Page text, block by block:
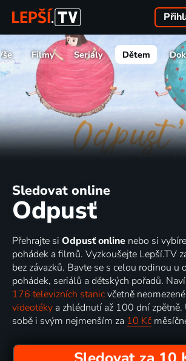
Filmy Seriály Dětem
Sledovat online
Odpusť
Přehrajte si Odpusť online nebo si
pohádek a filmů. Vyzkoušejte Lepší.TV
bez závazků. Bavte se s celou rodinou u
pohádek, seriálů a dětských pořadů.
176 televizních stanicvčetně
videotéky a zhlédnutí až 100 dní
sobě i svým nejmenším za 10 Kč